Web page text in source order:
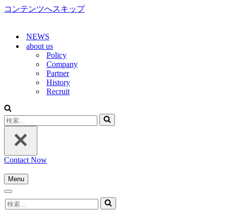
コンテンツへスキップ
NEWS
about us
Policy
Company
Partner
History
Recruit
検
索...
Contact Now
Menu
ナ
ゲ
ナ
ビ
検
索...